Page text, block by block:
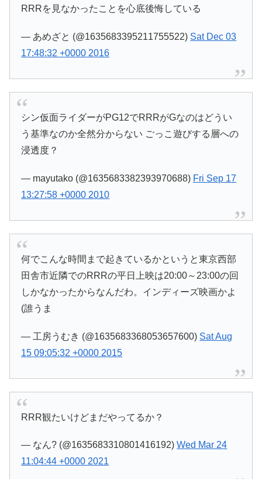
RRRを見なかったことを心底後悔している
— あめざと (@1635683395211755522) Sat Dec 03
17:48:32 +0000 2016
シン仮面ライダーがPG12でRRRがGなのはどうい
う基準なのか全然分からない ごっこ遊びする層への
浸透度？
— mayutako (@1635683382393970688) Fri Sep 17
13:27:58 +0000 2010
何でこんな時間まで起きているかというと東京西部
田舎市近隣でのRRRの平日上映は20:00～23:00の回
しかなかったからなんだわ。インディーズ映画かよ
(誰うま
— 工房うむき (@1635683368053657600) Sat Aug
15 09:05:32 +0000 2015
RRR観たいけどまだやってるか？
— なん? (@1635683310801416192)Wed Mar 24
11:04:44 +0000 2021